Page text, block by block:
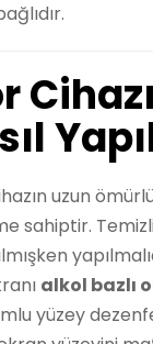
uzun
sahiptir.
alkol bazlı
yüzey